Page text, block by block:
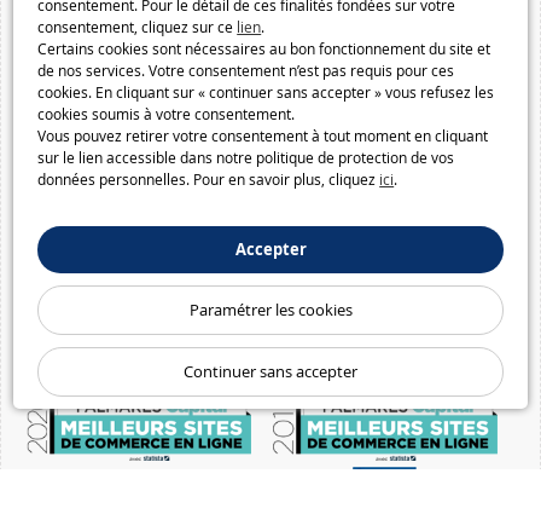
consentement. Pour le détail de ces finalités fondées sur votre
consentement, cliquez sur ce lien.
Certains cookies sont nécessaires au bon fonctionnement du site et
de nos services. Votre consentement n’est pas requis pour ces
cookies. En cliquant sur « continuer sans accepter » vous refusez les
cookies soumis à votre consentement.
Vous pouvez retirer votre consentement à tout moment en cliquant
sur le lien accessible dans notre politique de protection de vos
données personnelles. Pour en savoir plus, cliquez ici.
Accepter
Paramétrer les cookies
Continuer sans accepter